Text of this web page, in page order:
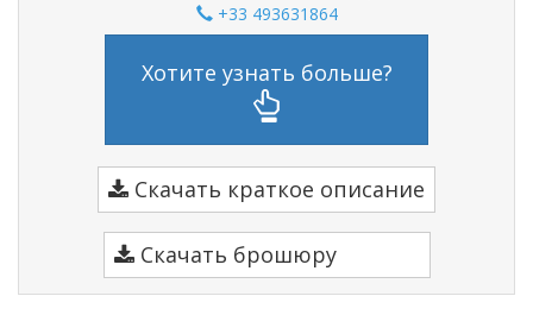
+33 493631864
Хотите узнать больше?
Скачать краткое описание
Скачать брошюру